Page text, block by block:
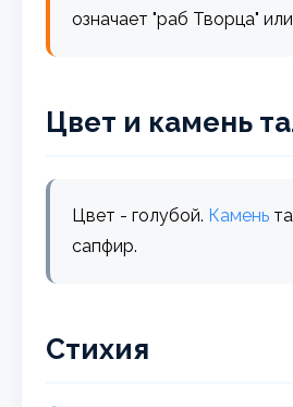
означает "раб Творца" или
Цвет и камень
Цвет - голубой. Камень
сапфир.
Стихия